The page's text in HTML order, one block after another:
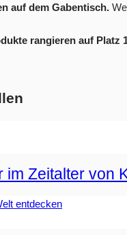
auf dem Gabentisch.
rangieren auf Platz
Zeitalter von